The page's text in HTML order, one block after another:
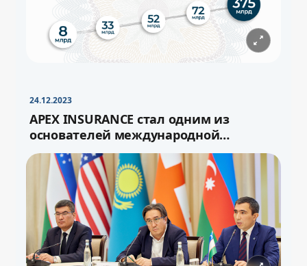
16pt + Свернуть
− 16pt + Свернуть
24.12.2023
APEX INSURANCE стал одним из
основателей международной
перестраховочной ёмкости «Turan»